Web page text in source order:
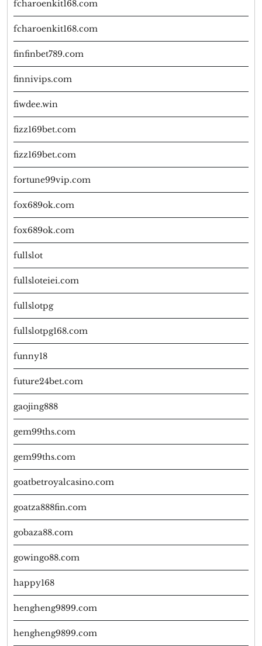
fcharoenkit168.com
fcharoenkit168.com
finfinbet789.com
finnivips.com
fiwdee.win
fizz169bet.com
fizz169bet.com
fortune99vip.com
fox689ok.com
fox689ok.com
fullslot
fullsloteiei.com
fullslotpg
fullslotpg168.com
funny18
future24bet.com
gaojing888
gem99ths.com
gem99ths.com
goatbetroyalcasino.com
goatza888fin.com
gobaza88.com
gowingo88.com
happy168
hengheng9899.com
hengheng9899.com